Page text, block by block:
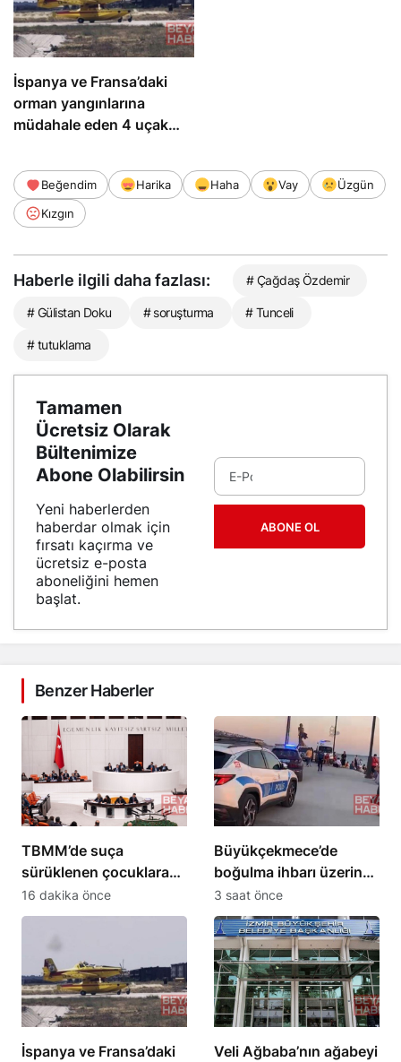
İspanya ve Fransa’daki
orman yangınlarına
müdahale eden 4 uçak
Beğendim Harika Haha Vay
Üzgün
Kızgın
Haberle ilgili daha fazlası: # Çağdaş Özdemir
# Gülistan Doku # soruşturma # Tunceli
# tutuklama
Tamamen
Ücretsiz Olarak
Bültenimize
Abone Olabilirsin
Yeni haberlerden
haberdar olmak için
fırsatı kaçırma ve
ücretsiz e-posta
aboneliğini hemen
başlat.
ABONE OL
Benzer Haberler
TBMM’de suça
sürüklenen çocuklara
yönelik kanun teklifi
kabul edildi
16 dakika önce
Büyükçekmece’de
boğulma ihbarı üzerine
arama çalışması
başlatıldı
3 saat önce
İspanya ve Fransa’daki
Veli Ağbaba’nın ağabeyi